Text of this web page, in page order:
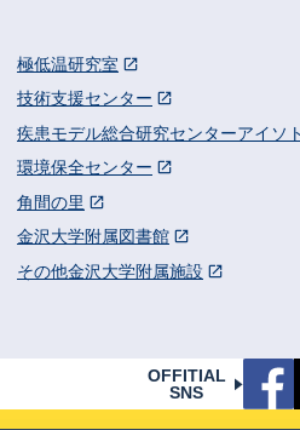
極低温研究室
技術支援センター
疾患モデル総合研究センターアイソ
環境保全センター
角間の里
金沢大学附属図書館
その他金沢大学附属施設
OFFITIAL
SNS